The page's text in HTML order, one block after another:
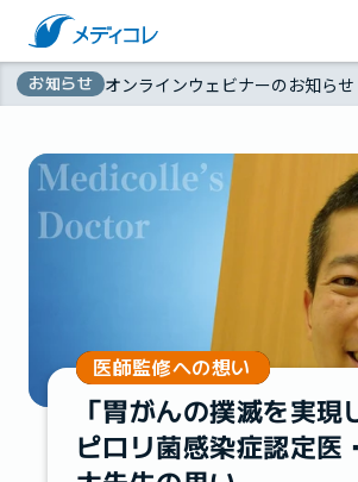
お知らせ オンラインウェビナーのお知らせ
お問い合わせ
無
料 資料ダウンロード
医師監修への想い
「胃がんの撲滅を実現
ピロリ菌感染症認定医